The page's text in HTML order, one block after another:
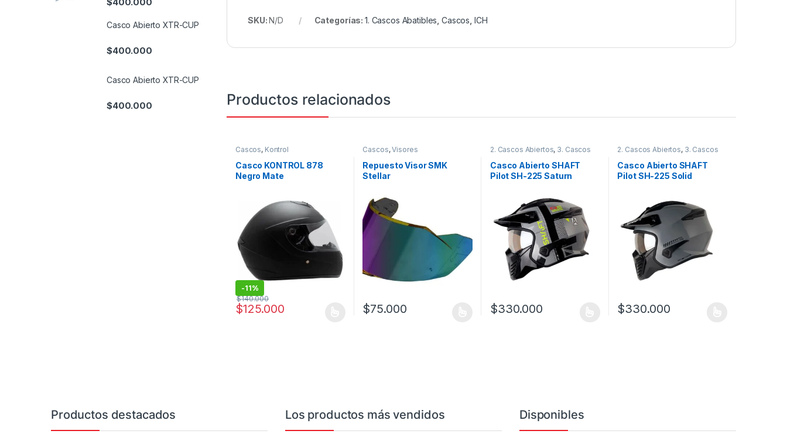
SKU:N/D Categorías: 1. Cascos Abatibles ,Cascos ICH
Productos relacionados
Cascos, Kontrol
Casco KONTROL 878
Negro Mate
-11%
$125.000
$140.000
Cascos,Visores
Repuesto Visor SMK
Stellar
$75.000
2. Cascos Abiertos, 3. Cascos
,
Casco Abierto SHAFT
Pilot SH-225 Saturn
$330.000
2. Cascos Abiertos, 3. Cascos
,
Casco Abierto SHAFT
Pilot SH-225 Solid
$330.000
Casco Abierto XTR-CUP
$400.000
Casco Abierto XTR-CUP
$400.000
Productos destacados Los productos más vendidos Disponibles